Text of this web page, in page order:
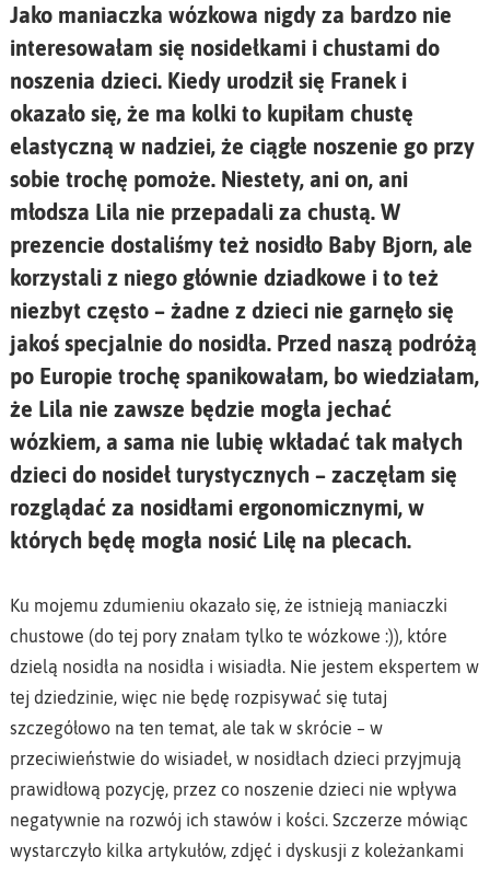
Jako maniaczka wózkowa nigdy za bardzo nie
interesowałam się nosidełkami i chustami do
noszenia dzieci. Kiedy urodził się Franek i
okazało się, że ma kolki to kupiłam chustę
elastyczną w nadziei, że ciągłe noszenie go przy
sobie trochę pomoże. Niestety, ani on, ani
młodsza Lila nie przepadali za chustą. W
prezencie dostaliśmy też nosidło Baby Bjorn, ale
korzystali z niego głównie dziadkowe i to też
niezbyt często – żadne z dzieci nie garnęło się
jakoś specjalnie do nosidła. Przed naszą podróżą
po Europie trochę spanikowałam, bo wiedziałam,
że Lila nie zawsze będzie mogła jechać
wózkiem, a sama nie lubię wkładać tak małych
dzieci do nosideł turystycznych – zaczęłam się
rozglądać za nosidłami ergonomicznymi, w
których będę mogła nosić Lilę na plecach.
Ku mojemu zdumieniu okazało się, że istnieją maniaczki
chustowe (do tej pory znałam tylko te wózkowe :)), które
dzielą nosidła na nosidła i wisiadła. Nie jestem ekspertem w
tej dziedzinie, więc nie będę rozpisywać się tutaj
szczegółowo na ten temat, ale tak w skrócie – w
przeciwieństwie do wisiadeł, w nosidłach dzieci przyjmują
prawidłową pozycję, przez co noszenie dzieci nie wpływa
negatywnie na rozwój ich stawów i kości. Szczerze mówiąc
wystarczyło kilka artykułów, zdjęć i dyskusji z koleżankami